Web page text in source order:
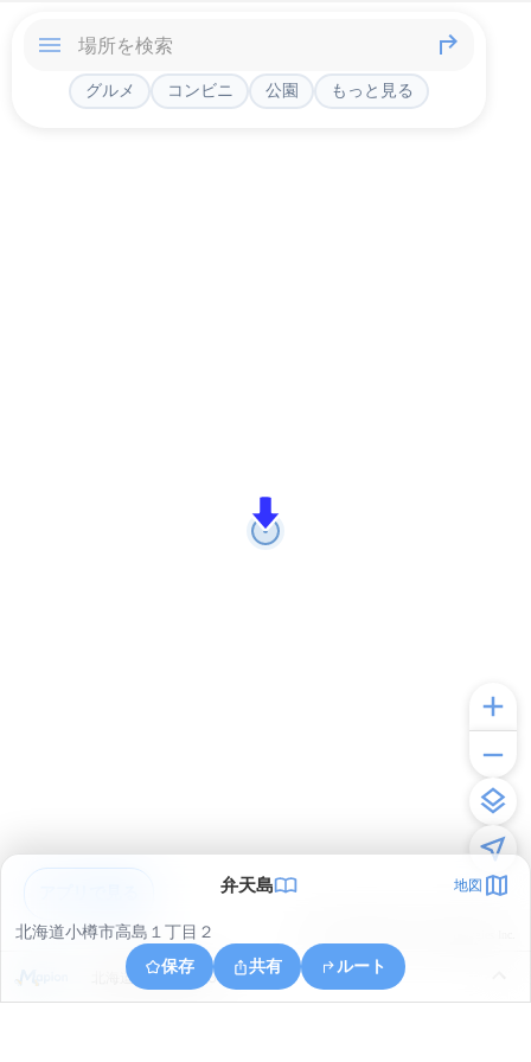
グルメ コンビニ 公園 もっと見る
弁天島 地図
北海道小樽市高島１丁目２
保存
共有 ルート
北海道小樽市築港６